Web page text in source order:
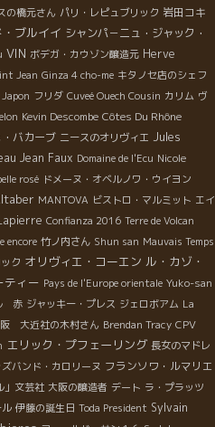
の橋元さん パリ・レピュブリック 岩田コキ
ブルイイ シャンパ－ニュ・ジャック・
VIN ボデガ・カウゾン醸造元 Herve
Jean Ginza 4 cho-me キタノセ店のシェフ
フリダ Cuveé Ouech Cousin カリム ヴ
Kevin Descombe Côtes Du Rhône
バカーブ ニースのオリヴィエ Jules
Jean Faux Domaine de l'Ecu Nicole
rosé ドメーヌ・オベルノワ・ウイヨン
MANTOVA ビストロ・マルミット エイ
Confianza 2016 Terre de Volcan
encore 竹ノ内さん Shun san Mauvais Temps
ク オリヴィエ・コーエン ル・カゾ・
ティー Pays de l'Europe orientale Yuko-san
赤 ジャッキー・プレス ジェロボアム La
大近社の木村さん Brendan Tracy CPV
エリック・プフェーリング 長女のマドレ
バンド・カロリーヌ フランソワ・ルマリエ
」文芸社 大阪の醸造者 デート ラ・プラッツ
伊藤の誕生日 Toda President Sylvain